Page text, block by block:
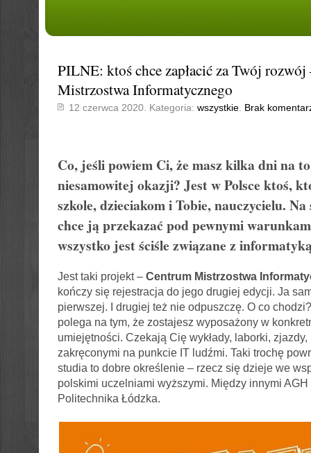
PILNE: ktoś chce zapłacić za Twój
Mistrzostwa Informatycznego
12 czerwca 2020. Kategoria: wszystkie. Brak
Co, jeśli powiem Ci, że masz kilka dni na
niesamowitej okazji? Jest w Polsce ktoś,
szkole, dzieciakom i Tobie, nauczycielu.
chce ją przekazać pod pewnymi
wszystko jest ściśle związane z
Jest taki projekt – Centrum Mistrzostwa
kończy się rejestracja do jego drugiej edycji. Ja
pierwszej. I drugiej też nie odpuszczę. O co
polega na tym, że zostajesz wyposażony w
umiejętności. Czekają Cię wykłady, laborki,
zakręconymi na punkcie IT ludźmi. Taki trochę
studia to dobre określenie – rzecz się dzieje we
polskimi uczelniami wyższymi. Między innymi
Politechnika Łódzka.